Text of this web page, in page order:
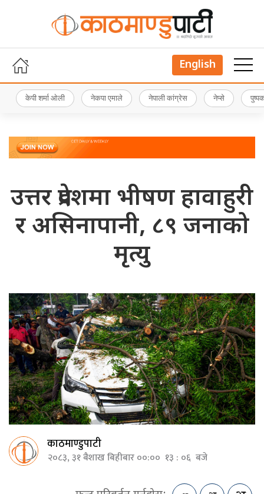
English
केपी शर्मा ओली नेकपा एमाले नेपाली कांग्रेस नेप्से
उत्तर प्रदेशमा भीषण हावाहुरी
र असिनापानी, ८९ जनाको
मृत्यु
काठमाण्डुपाटी
२०८३, ३१ बैशाख बिहीबार ००:०० १३ : ०६ बजे